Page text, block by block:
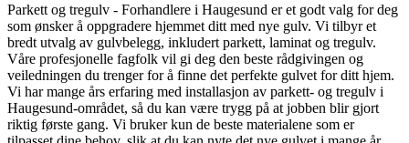
Parkett og tregulv - Forhandlere i Haugesund er et godt valg for deg
som ønsker å oppgradere hjemmet ditt med nye gulv. Vi tilbyr et
bredt utvalg av gulvbelegg, inkludert parkett, laminat og tregulv.
Våre profesjonelle fagfolk vil gi deg den beste rådgivingen og
veiledningen du trenger for å finne det perfekte gulvet for ditt hjem.
Vi har mange års erfaring med installasjon av parkett- og tregulv i
Haugesund-området, så du kan være trygg på at jobben blir gjort
riktig første gang. Vi bruker kun de beste materialene som er